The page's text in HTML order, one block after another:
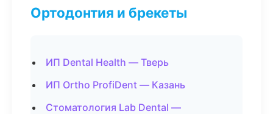
Ортодонтия и брекеты
ИП Dental Health — Тверь
ИП Ortho ProfiDent — Казань
Стоматология Lab Dental —